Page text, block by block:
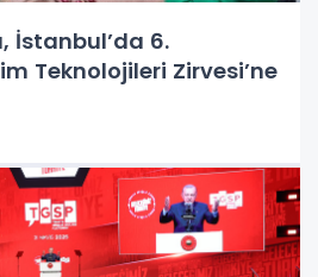
İstanbul’da 6.
Teknolojileri Zirvesi’ne